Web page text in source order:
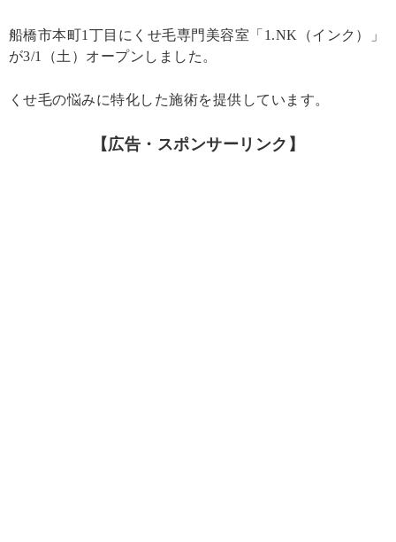
船橋市本町1丁目にくせ毛専門美容室「1.NK（インク）」
が3/1（土）オープンしました。
くせ毛の悩みに特化した施術を提供しています。
【広告・スポンサーリンク】